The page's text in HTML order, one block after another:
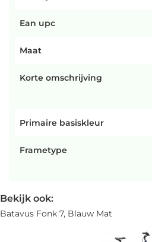
Ean upc
Maat
Korte omschrijving
Primaire basiskleur
Frametype
Bekijk ook:
Batavus Fonk 7, Blauw Mat